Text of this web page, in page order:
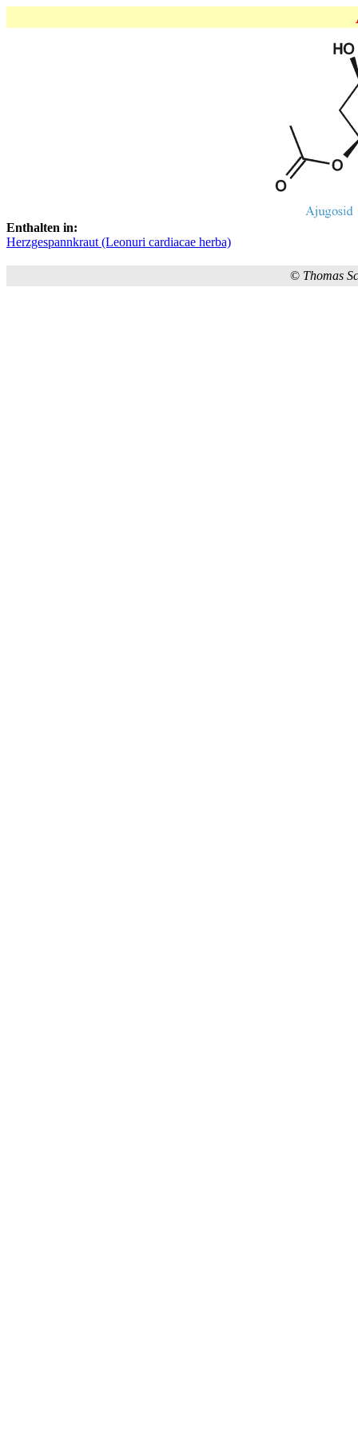
Enthalten in:
Herzgespannkraut (Leonuri cardiacae herba)
© Thomas